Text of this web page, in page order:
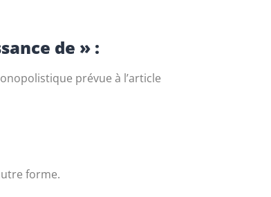
de » :
prévue à l’article
forme.